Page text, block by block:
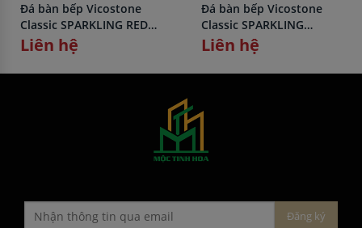
Đá bàn bếp Vicostone
Classic SPARKLING RED
BC186
Liên hệ
Đá bàn bếp Vicostone
Classic SPARKLING
WHITE BC190
Liên hệ